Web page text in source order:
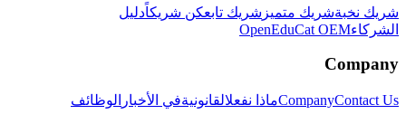
شريك نخبةشريك متميز شريك تابعكن شريكاًدليل
الشركاءOpenEduCat OEM
Company
CompanyContact Us ماذا نفعلالقانونيةفي الأخبار الوظائف